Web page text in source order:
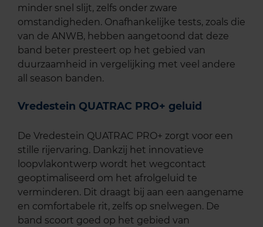
minder snel slijt, zelfs onder zware
omstandigheden. Onafhankelijke tests, zoals die
van de ANWB, hebben aangetoond dat deze
band beter presteert op het gebied van
duurzaamheid in vergelijking met veel andere
all season banden.
Vredestein QUATRAC PRO+ geluid
De Vredestein QUATRAC PRO+ zorgt voor een
stille rijervaring. Dankzij het innovatieve
loopvlakontwerp wordt het wegcontact
geoptimaliseerd om het afrolgeluid te
verminderen. Dit draagt bij aan een aangename
en comfortabele rit, zelfs op snelwegen. De
band scoort goed op het gebied van